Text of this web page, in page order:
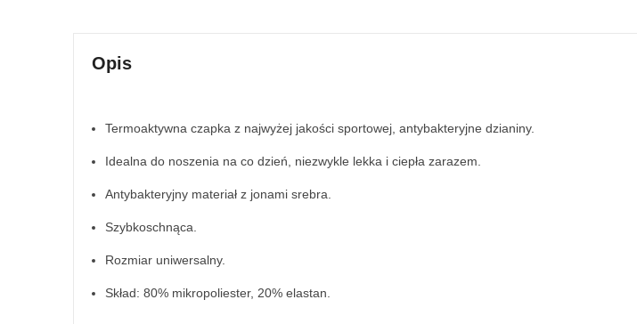
Opis
Termoaktywna czapka z najwyżej jakości sportowej, antybakteryjne dzianiny.
Idealna do noszenia na co dzień, niezwykle lekka i ciepła zarazem.
Antybakteryjny materiał z jonami srebra.
Szybkoschnąca.
Rozmiar uniwersalny.
Skład: 80% mikropoliester, 20% elastan.